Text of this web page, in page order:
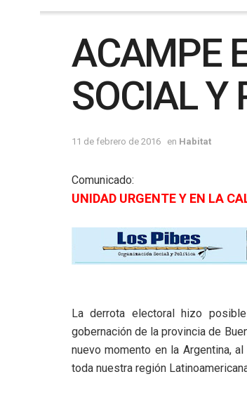
ACAMPE
SOCIAL Y
11 de febrero de 2016 en Habitat
Comunicado:
UNIDAD URGENTE Y EN LA
La derrota electoral hizo
gobernación de la provincia de
nuevo momento en la Argentina,
toda nuestra región